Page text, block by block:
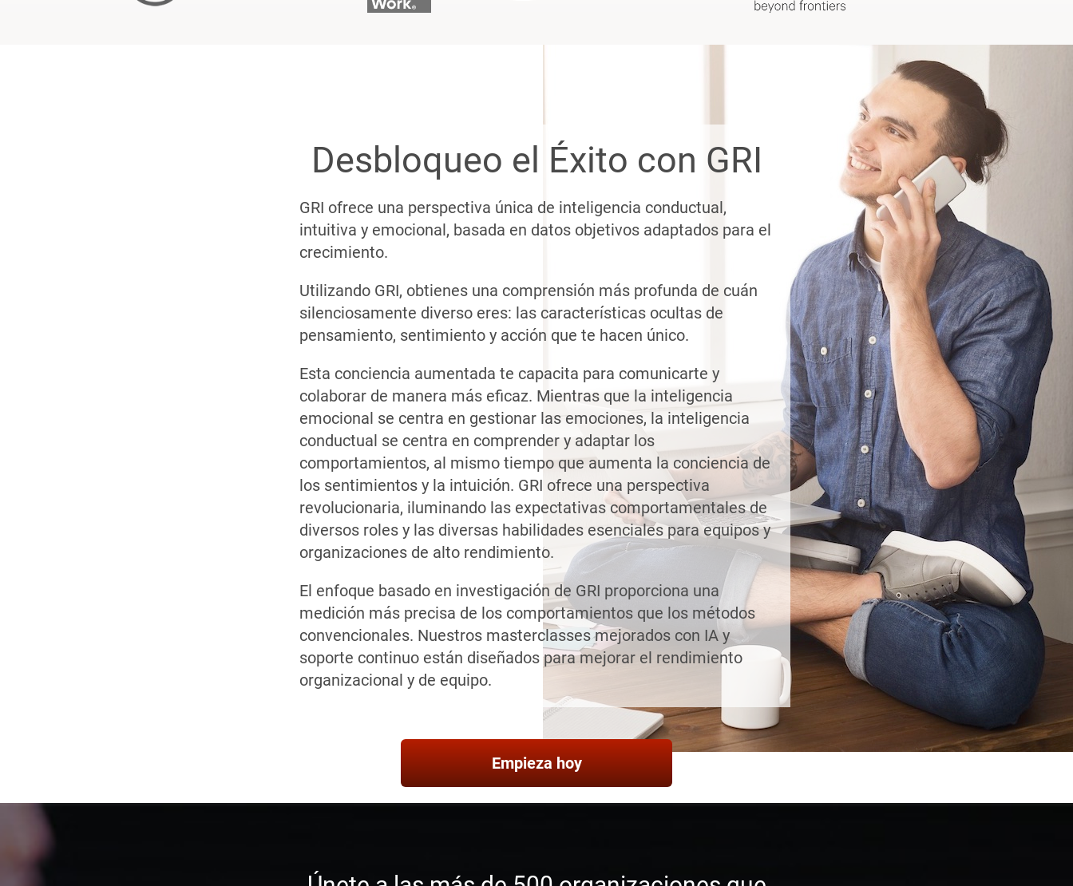
Desbloqueo el Éxito con GRI
GRI ofrece una perspectiva única de inteligencia conductual,
intuitiva y emocional, basada en datos objetivos adaptados para el
crecimiento.
Utilizando GRI, obtienes una comprensión más profunda de cuán
silenciosamente diverso eres: las características ocultas de
pensamiento, sentimiento y acción que te hacen único.
Esta conciencia aumentada te capacita para comunicarte y
colaborar de manera más eficaz. Mientras que la inteligencia
emocional se centra en gestionar las emociones, la inteligencia
conductual se centra en comprender y adaptar los
comportamientos, al mismo tiempo que aumenta la conciencia de
los sentimientos y la intuición. GRI ofrece una perspectiva
revolucionaria, iluminando las expectativas comportamentales de
diversos roles y las diversas habilidades esenciales para equipos y
organizaciones de alto rendimiento.
El enfoque basado en investigación de GRI proporciona una
medición más precisa de los comportamientos que los métodos
convencionales. Nuestros masterclasses mejorados con IA y
soporte continuo están diseñados para mejorar el rendimiento
organizacional y de equipo.
Empieza hoy